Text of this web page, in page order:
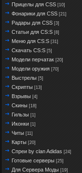
Прицелы для CSS [10]
Фонарики для CSS [21]
Радары для CSS [3]
Статьи для CS:S [8]
Меню для CS:S [31]
Скачать CS:S [5]
Модели перчатак [20]
Модели оружия [70]
Выстрелы [5]
Скрипты [13]
Взрывы [4]
Скины [18]
Гильзы [1]
Иконки [1]
Читы [11]
Карты [20]
Спреи by clan Adidas [24]
Готовые серверы [25]
Для Сервера Моды [19]